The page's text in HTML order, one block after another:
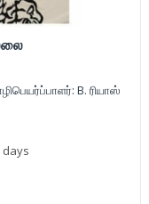
B. ரியாஸ்
days